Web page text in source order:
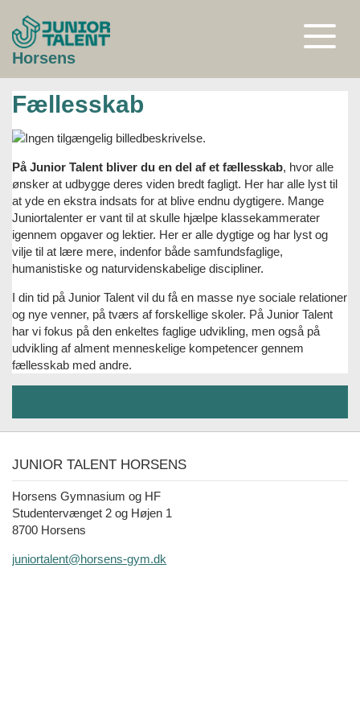
indhold
Horsens
Åben
Fællesskab
På Junior Talent bliver du en del af et fællesskab, hvor alle
ønsker at udbygge deres viden bredt fagligt. Her har alle lyst til
at yde en ekstra indsats for at blive endnu dygtigere. Mange
Juniortalenter er vant til at skulle hjælpe klassekammerater
igennem opgaver og lektier. Her er alle dygtige og har lyst og
vilje til at lære mere, indenfor både samfundsfaglige,
humanistiske og naturvidenskabelige discipliner.
I din tid på Junior Talent vil du få en masse nye sociale relationer
og nye venner, på tværs af forskellige skoler. På Junior Talent
har vi fokus på den enkeltes faglige udvikling, men også på
udvikling af alment menneskelige kompetencer gennem
fællesskab med andre.
JUNIOR TALENT HORSENS
Horsens Gymnasium og HF
Studentervænget 2 og Højen 1
8700 Horsens
juniortalent@horsens-gym.dk